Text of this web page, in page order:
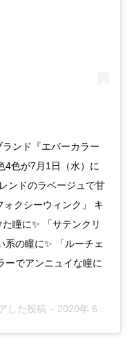
ンド『エバーカラー
4色が7月1日（水）に
ンドのラベージュで甘
ォクシーウィンク」 キ
瞳に✨ 「サテンクリ
の瞳に✨ 「ルーチェ
ーでアンニュイな瞳に
した投稿 – 2020年 6月月26日午前6時46分PDT